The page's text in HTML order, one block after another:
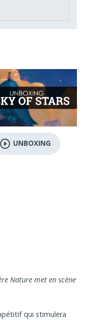
play_circle_outline UNBOXING
Nature met en scène
qui stimulera